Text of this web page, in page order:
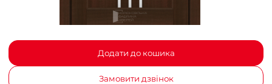
Додати до кошика
Замовити дзвінок